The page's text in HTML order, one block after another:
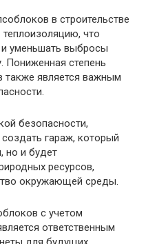
в строительстве
что
уменьшать выбросы
Пониженная степень
также является важным
безопасности,
гараж, который
но и будет
ресурсов,
окружающей среды.
с учетом
ответственным